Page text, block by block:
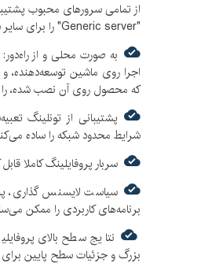
از تمامی سرورهای محبوب
"Generic server" را برای سایر سرورها ارائه می‌دهد.
به صورت محلی و از
اجرا روی ماشین توسعه‌دهنده،
که محصول روی آن نصب شده، را
شرایط محدود شبکه را ساده
سربار پروفایلینگ کاملا
سیاست لایسنس گذاری،
برنامه‌های کاربردی را ممکن
نتایج سطح بالای
بزرگ و جزئیات سطح پایین